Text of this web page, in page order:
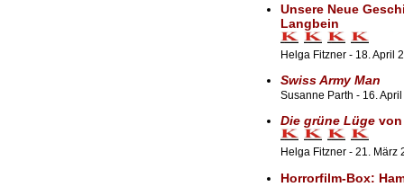
Unsere Neue
Langbein
Helga Fitzner - 18. April
Swiss Army Man
Susanne Parth - 16.
Die grüne Lügevon
Helga Fitzner - 21. März
Horrorfilm-Box: